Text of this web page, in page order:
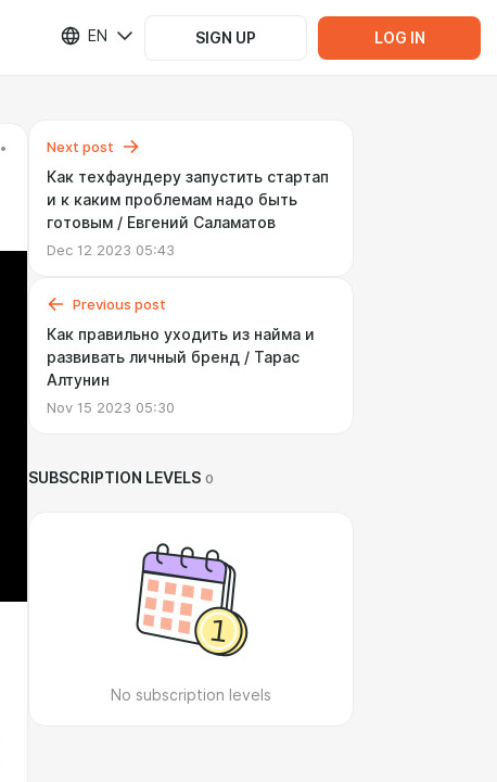
EN SIGN UP LOG IN
Next post
Как техфаундеру запустить стартап
и к каким проблемам надо быть
готовым / Евгений Саламатов
Dec 12 2023 05:43
Previous post
Как правильно уходить из найма и
развивать личный бренд / Тарас
Алтунин
Nov 15 2023 05:30
SUBSCRIPTION LEVELS 0
No subscription levels